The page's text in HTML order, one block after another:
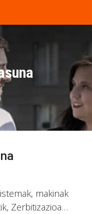
makinak
Zerbitizazioa…